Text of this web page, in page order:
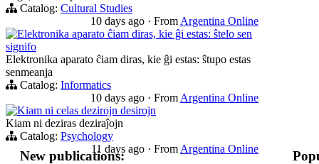
Catalog: Cultural Studies
10 days ago · From Argentina Online
Elektronika aparato ĉiam diras, kie ĝi estas: ŝtelo sen
signifo
Elektronika aparato ĉiam diras, kie ĝi estas: ŝtupo estas
senmeanja
Catalog: Informatics
10 days ago · From Argentina Online
Kiam ni celas dezirojn desirojn
Kiam ni deziras deziraĵojn
Catalog: Psychology
11 days ago · From Argentina Online
New publications: